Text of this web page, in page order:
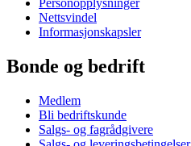
Personopplysninger
Nettsvindel
Informasjonskapsler
Bonde og bedrift
Medlem
Bli bedriftskunde
Salgs- og fagrådgivere